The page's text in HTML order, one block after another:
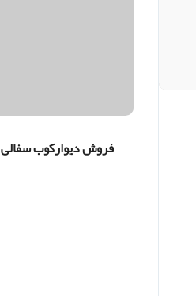
فروش دیوارکوب سفالی